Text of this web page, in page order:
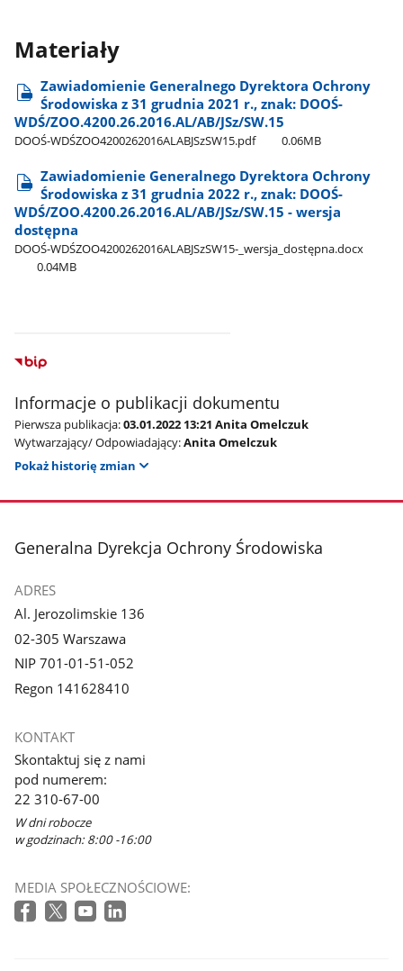
Materiały
Zawiadomienie Generalnego Dyrektora Ochrony
Środowiska z 31 grudnia 2021 r., znak: DOOŚ-
WDŚ/ZOO.4200.26.2016.AL/AB/JSz/SW.15
DOOŚ-WDŚZOO4200262016ALABJSzSW15.pdf 0.06MB
Zawiadomienie Generalnego Dyrektora Ochrony
Środowiska z 31 grudnia 2022 r., znak: DOOŚ-
WDŚ/ZOO.4200.26.2016.AL/AB/JSz/SW.15 - wersja
dostępna
DOOŚ-WDŚZOO4200262016ALABJSzSW15-​_wersja​_dostępna.docx
0.04MB
Informacje o publikacji dokumentu
Pierwsza publikacja:03.01.2022 13:21 Anita Omelczuk
Wytwarzający/ Odpowiadający:Anita Omelczuk
Pokaż historię zmian
stopka
Generalna Dyrekcja Ochrony Środowiska
ADRES
Al. Jerozolimskie 136
02-305 Warszawa
NIP 701-01-51-052
Regon 141628410
KONTAKT
Skontaktuj się z nami
pod numerem:
22 310-67-00
W dni robocze
w godzinach: 8:00 -16:00
MEDIA SPOŁECZNOŚCIOWE: